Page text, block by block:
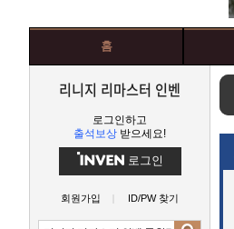
홈
리니지 리마스터 인벤
로그인하고
출석보상 받으세요!
로그인
회원가입 ID/PW 찾기